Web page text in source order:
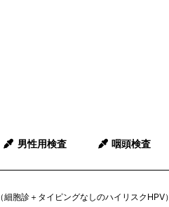
男性用検査 咽頭検査
胞診＋タイピングなしのハイリスクHPV）